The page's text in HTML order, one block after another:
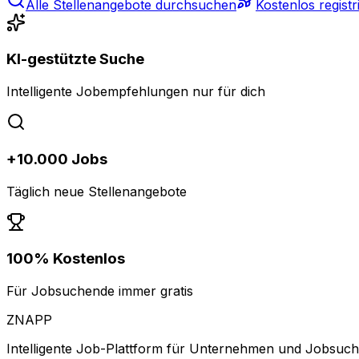
Alle Stellenangebote durchsuchen Kostenlos
KI-gestützte Suche
Intelligente Jobempfehlungen nur für dich
+10.000 Jobs
Täglich neue Stellenangebote
100% Kostenlos
Für Jobsuchende immer gratis
ZNAPP
Intelligente Job-Plattform für Unternehmen und